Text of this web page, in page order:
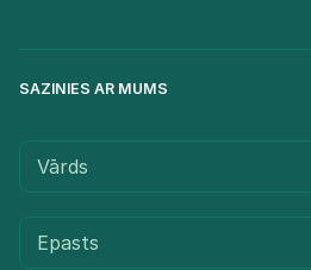
SAZINIES AR MUMS